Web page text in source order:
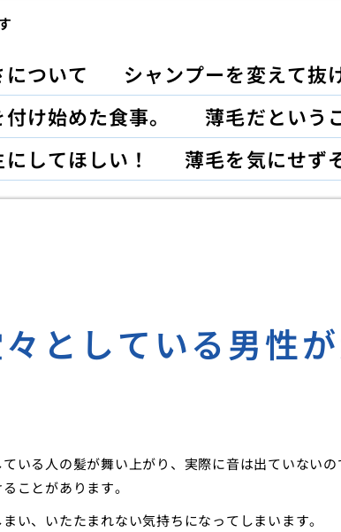
ついて シャンプーを変えて抜
け始めた食事。
薄毛だという
してほしい！
薄毛を気にせず
としている男性
いる人の髪が舞い上がり、実際に音は出ていないの
ことがあります。
い、いたたまれない気持ちになってしまいます。